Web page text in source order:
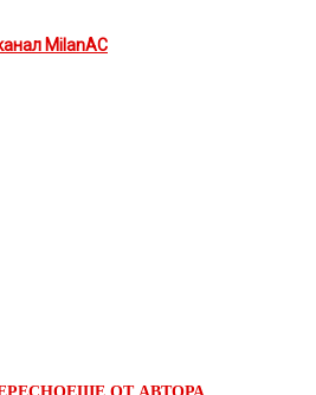
MilanAC